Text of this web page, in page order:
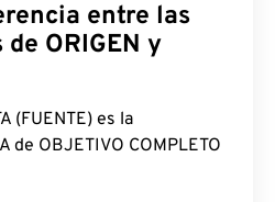
entre las
ORIGEN y
(FUENTE) es la
de OBJETIVO COMPLETO